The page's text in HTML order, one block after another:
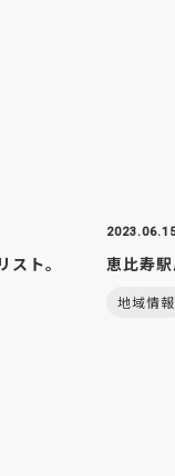
ト。 恵比寿
地域情報